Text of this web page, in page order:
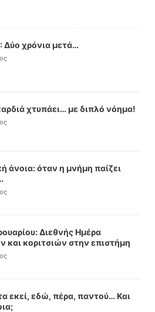
χρόνια μετά…
χτυπάει… με διπλό νόημα!
άνοια: όταν η μνήμη παίζει
Διεθνής Ημέρα
και κοριτσιών στην επιστήμη
εκεί, εδώ, πέρα, παντού… Και